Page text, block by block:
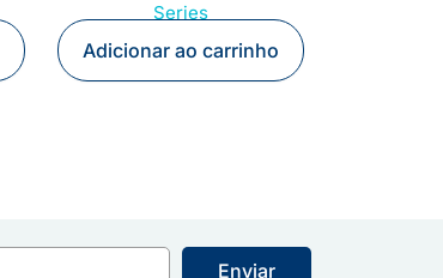
Series
Adicionar ao carrinho